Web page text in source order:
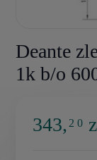
Deante
1k b/o
343,2 0